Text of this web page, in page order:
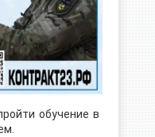
обучение в